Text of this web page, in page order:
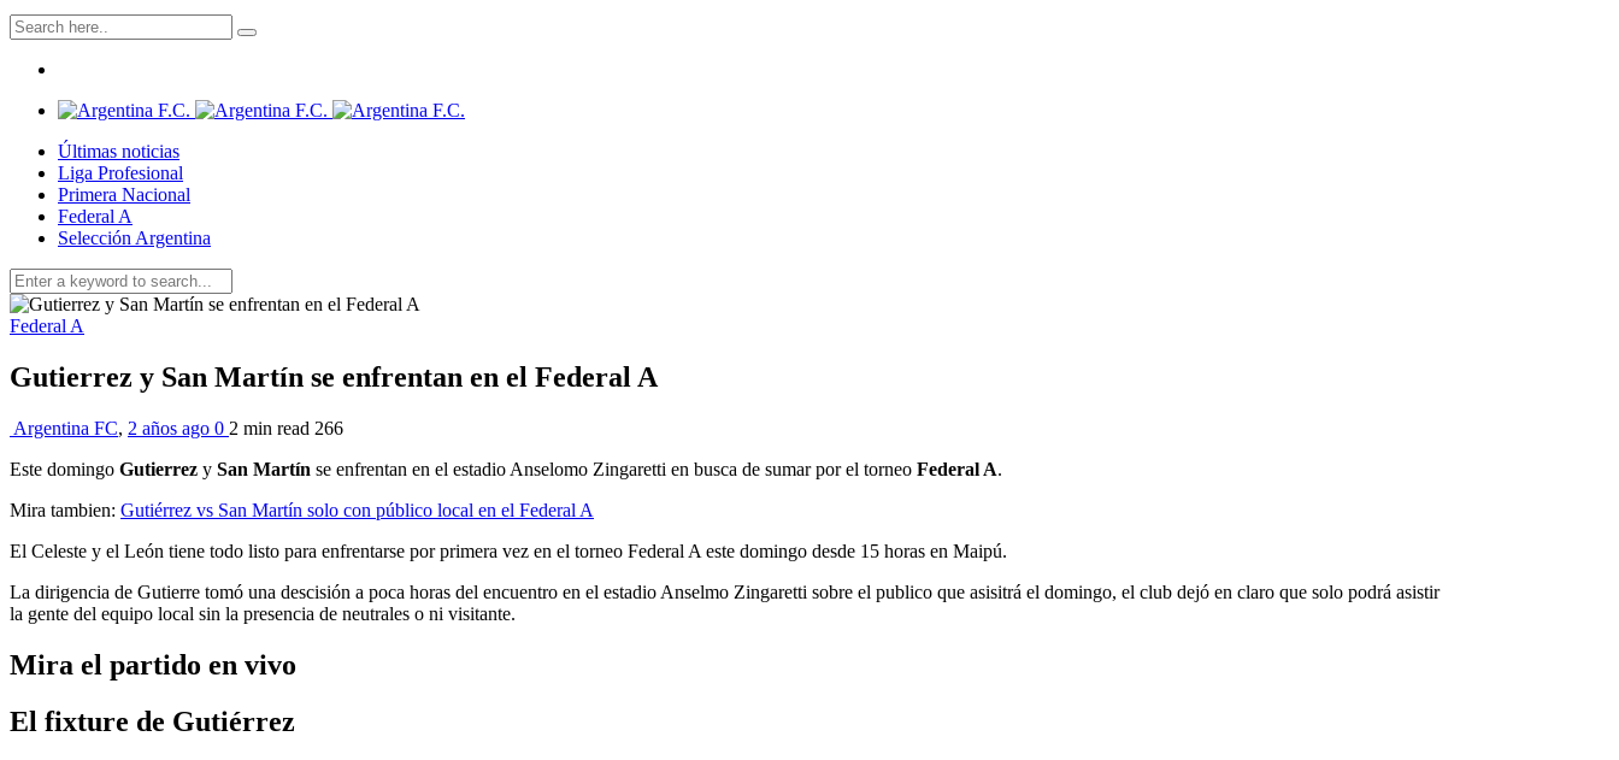
Últimas noticias
Liga Profesional
Primera Nacional
Federal A
Selección Argentina
Federal A
Gutierrez y San Martín se enfrentan en el Federal A
Argentina FC, 2 años ago 0 2 min read 266
Este domingo Gutierrez y San Martín se enfrentan en el estadio Anselomo Zingaretti en busca de sumar por el torneo Federal A.
Mira tambien: Gutiérrez vs San Martín solo con público local en el Federal A
El Celeste y el León tiene todo listo para enfrentarse por primera vez en el torneo Federal A este domingo desde 15 horas en Maipú.
La dirigencia de Gutierre tomó una descisión a poca horas del encuentro en el estadio Anselmo Zingaretti sobre el publico que asisitrá el domingo, el club dejó en claro que solo podrá asistir
la gente del equipo local sin la presencia de neutrales o ni visitante.
Mira el partido en vivo
El fixture de Gutiérrez